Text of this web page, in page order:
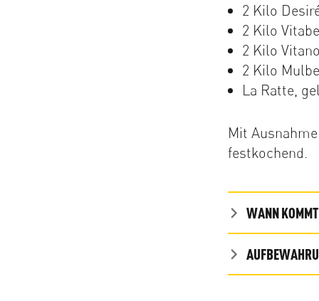
2 Kilo
2 Kilo
2 Kilo
2 Kilo
La Ratte,
Mit
festkochend.
WANN